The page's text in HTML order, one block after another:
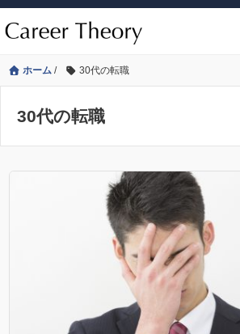
ホーム / 30代の転職
30代の転職